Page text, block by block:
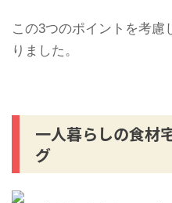
この3つのポイントを考慮
りました。
一人暮らしの食材
グ